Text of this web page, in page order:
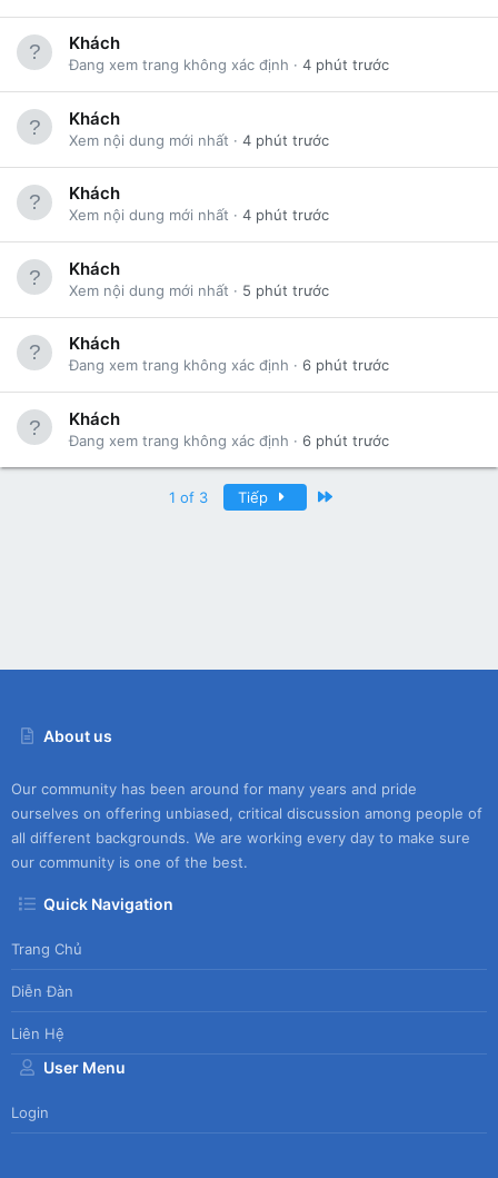
Khách
Đang xem trang không xác định 4 phút trước
Khách
Xem nội dung mới nhất 4 phút trước
Khách
Xem nội dung mới nhất 4 phút trước
Khách
Xem nội dung mới nhất 5 phút trước
Khách
Đang xem trang không xác định 6 phút trước
Khách
Đang xem trang không xác định 6 phút trước
1 of 3 Tiếp
About us
Our community has been around for many years and pride
ourselves on offering unbiased, critical discussion among people of
all different backgrounds. We are working every day to make sure
our community is one of the best.
Quick Navigation
Trang Chủ
Diễn Đàn
Liên Hệ
User Menu
Login